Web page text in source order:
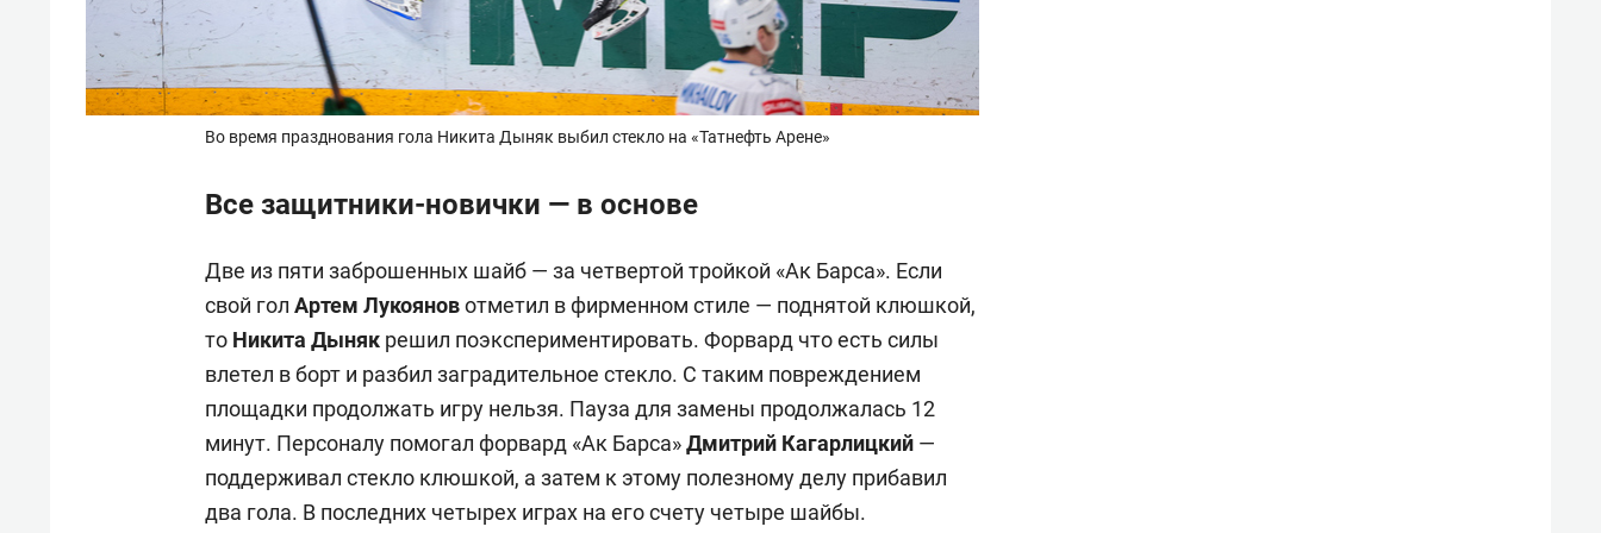
Во время празднования гола Никита Дыняк выбил стекло на «Татнефть Арене»
Все защитники-новички — в основе
Две из пяти заброшенных шайб — за четвертой тройкой «Ак Барса». Если
свой гол Артем Лукояновотметил в фирменном стиле — поднятой клюшкой,
то Никита Дыняк решил поэкспериментировать. Форвард что есть силы
влетел в борт и разбил заградительное стекло. С таким повреждением
площадки продолжать игру нельзя. Пауза для замены продолжалась 12
минут. Персоналу помогал форвард «Ак Барса»Дмитрий Кагарлицкий —
поддерживал стекло клюшкой, а затем к этому полезному делу прибавил
два гола. В последних четырех играх на его счету четыре шайбы.